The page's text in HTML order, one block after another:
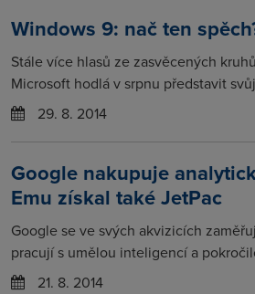
Windows 9: nač ten
Stále více hlasů ze zasvěcených
Microsoft hodlá v srpnu představit
29. 8. 2014
Google nakupuje
Emu získal také JetPac
Google se ve svých akvizicích
pracují s umělou inteligencí a
21. 8. 2014